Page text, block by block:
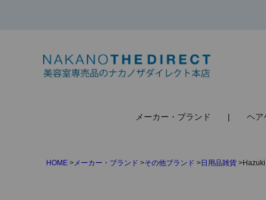
メーカー・ブランド ヘア
HOME メーカー・ブランド その他ブランド 日用品雑貨